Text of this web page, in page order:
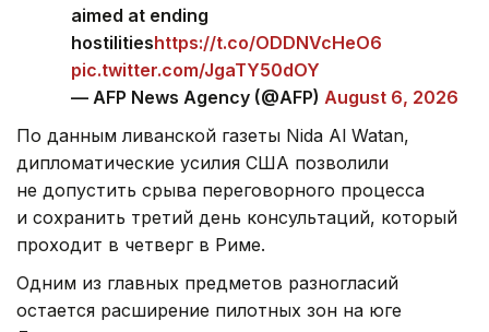
aimed at ending
hostilitieshttps://t.co/ODDNVcHeO6
pic.twitter.com/JgaTY50dOY
— AFP News Agency (@AFP) August 6, 2026
По данным ливанской газеты Nida Al Watan,
дипломатические усилия США позволили
не допустить срыва переговорного процесса
и сохранить третий день консультаций, который
проходит в четверг в Риме.
Одним из главных предметов разногласий
остается расширение пилотных зон на юге